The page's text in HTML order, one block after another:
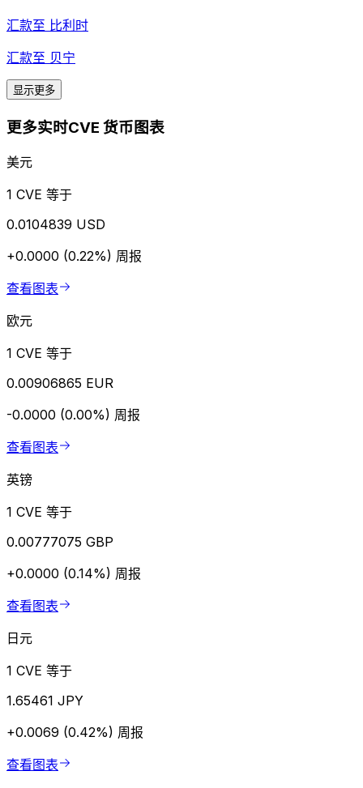
汇款至 比利时
汇款至 贝宁
显示更多
更多实时CVE 货币图表
美元
1 CVE 等于
0.0104839 USD
+0.0000 (0.22%) 周报
查看图表
欧元
1 CVE 等于
0.00906865 EUR
-0.0000 (0.00%) 周报
查看图表
英镑
1 CVE 等于
0.00777075 GBP
+0.0000 (0.14%) 周报
查看图表
日元
1 CVE 等于
1.65461 JPY
+0.0069 (0.42%) 周报
查看图表